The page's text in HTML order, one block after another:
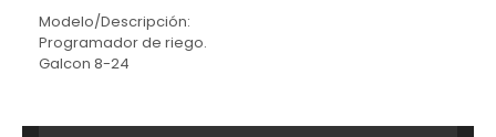
Modelo/Descripción:
Programador de riego.
Galcon 8-24